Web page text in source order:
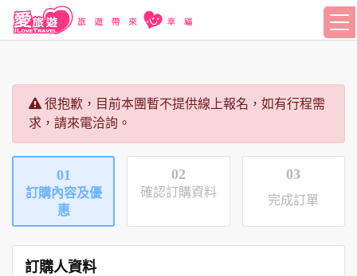
很抱歉，目前本團暫不提供線上報名，如有行程需
求，請來電洽詢。
01
訂購內容及優
惠
02
確認訂購資料
03
完成訂單
訂購人資料